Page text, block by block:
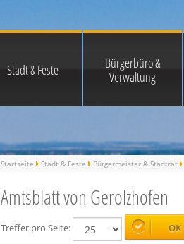
Stadt & Feste
Bürgerbüro &
Verwaltung
Startseite Stadt & Feste Bürgermeister & Stadtrat
Amtsblatt von Gerolzhofen
Treffer pro Seite: